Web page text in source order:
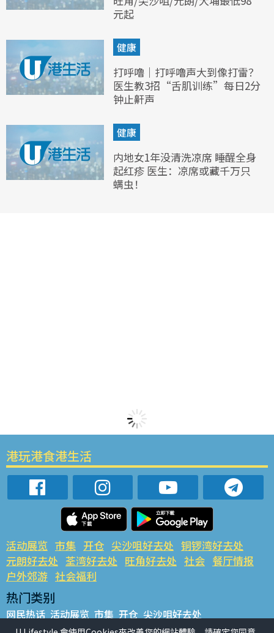
元起
健康
打呼噜｜打呼噜声大到像打雷？
医生教3招“舌肌训练”每日2分
钟止鼾声
健康
内地女1年没清洗凉席 睡醒全身
起红疹 医生：凉席或藏千万只
螨虫！
港玩港食港生活
活动展览 市集 开仓 尖沙咀好去处 铜锣湾好去处
元朗好去处 荃湾好去处 旺角好去处 社会 餐厅情报
户外郊游 社会福利
热门类别
网民热话 活动展览 市集 开仓 尖沙咀好去处
铜锣湾好去处 元朗好去处 荃湾好去处 旺角好去处 社会